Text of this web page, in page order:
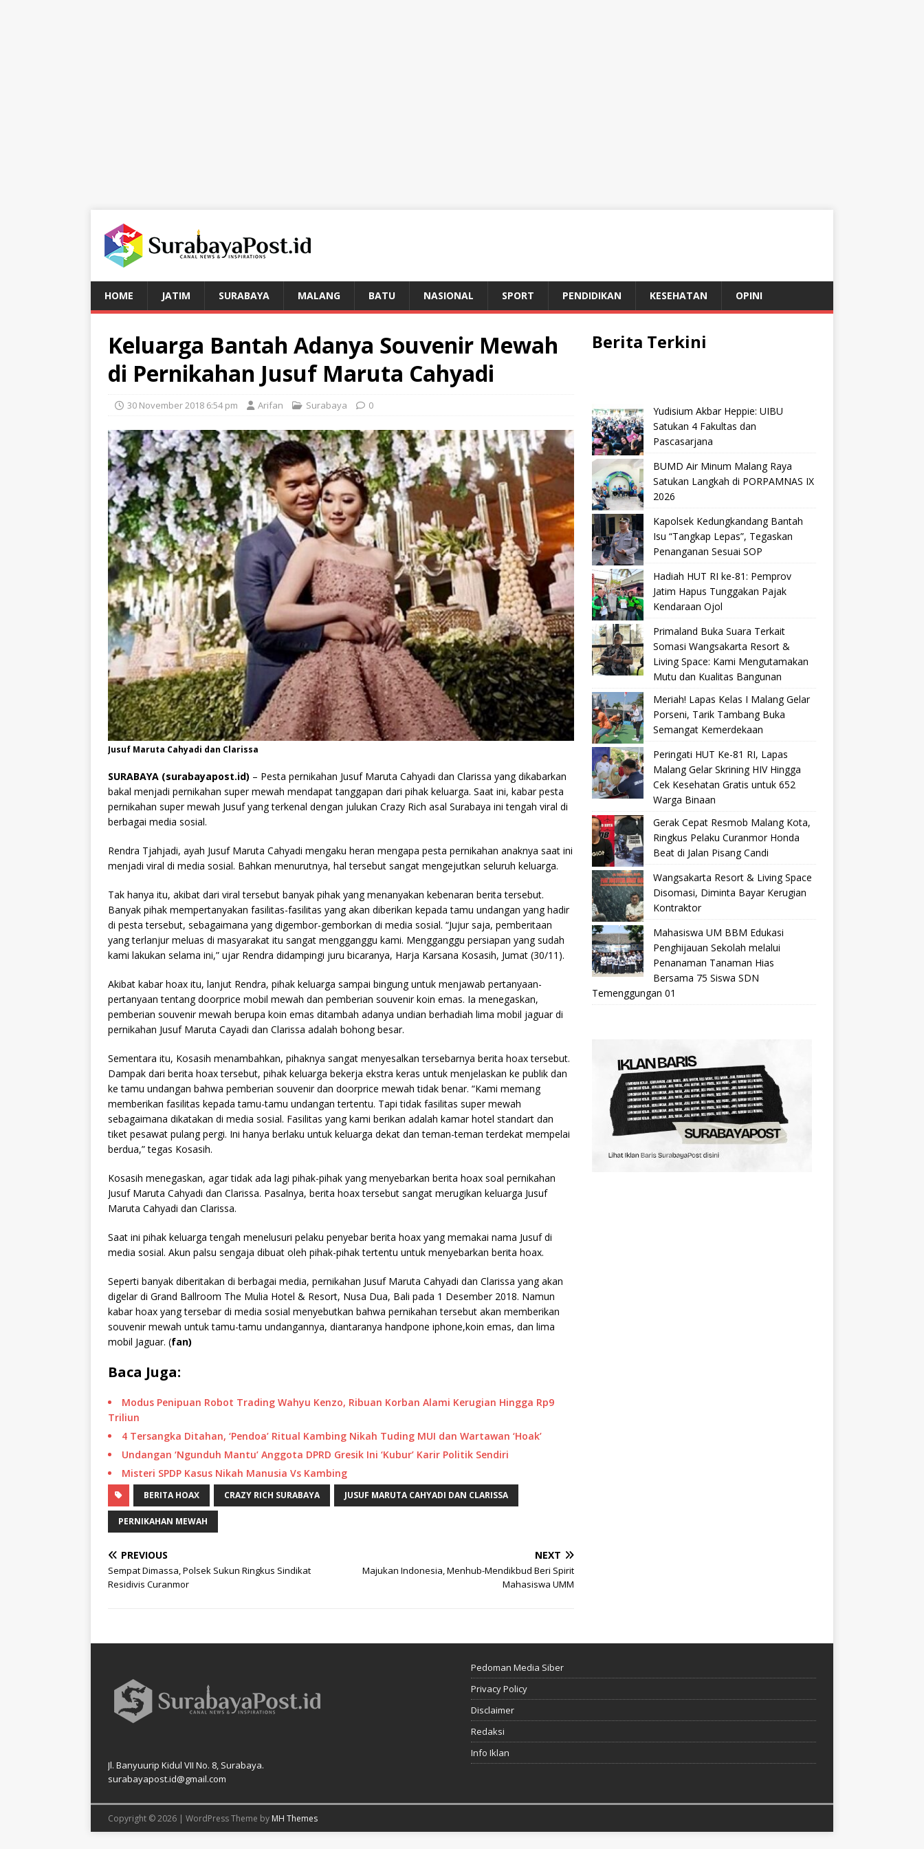
HOME JATIM SURABAYA MALANG BATU NASIONAL SPORT PENDIDIKAN KESEHATAN OPINI
Keluarga Bantah Adanya Souvenir Mewah
di Pernikahan Jusuf Maruta Cahyadi
30 November 2018 6:54 pm Arifan Surabaya 0
Jusuf Maruta Cahyadi dan Clarissa
SURABAYA (surabayapost.id) – Pesta pernikahan Jusuf Maruta Cahyadi dan Clarissa yang dikabarkan
bakal menjadi pernikahan super mewah mendapat tanggapan dari pihak keluarga. Saat ini, kabar pesta
pernikahan super mewah Jusuf yang terkenal dengan julukan Crazy Rich asal Surabaya ini tengah viral di
berbagai media sosial.
Rendra Tjahjadi, ayah Jusuf Maruta Cahyadi mengaku heran mengapa pesta pernikahan anaknya saat ini
menjadi viral di media sosial. Bahkan menurutnya, hal tersebut sangat mengejutkan seluruh keluarga.
Tak hanya itu, akibat dari viral tersebut banyak pihak yang menanyakan kebenaran berita tersebut.
Banyak pihak mempertanyakan fasilitas-fasilitas yang akan diberikan kepada tamu undangan yang hadir
di pesta tersebut, sebagaimana yang digembor-gemborkan di media sosial. “Jujur saja, pemberitaan
yang terlanjur meluas di masyarakat itu sangat mengganggu kami. Mengganggu persiapan yang sudah
kami lakukan selama ini,” ujar Rendra didampingi juru bicaranya, Harja Karsana Kosasih, Jumat (30/11).
Akibat kabar hoax itu, lanjut Rendra, pihak keluarga sampai bingung untuk menjawab pertanyaan-
pertanyaan tentang doorprice mobil mewah dan pemberian souvenir koin emas. Ia menegaskan,
pemberian souvenir mewah berupa koin emas ditambah adanya undian berhadiah lima mobil jaguar di
pernikahan Jusuf Maruta Cayadi dan Clarissa adalah bohong besar.
Sementara itu, Kosasih menambahkan, pihaknya sangat menyesalkan tersebarnya berita hoax tersebut.
Dampak dari berita hoax tersebut, pihak keluarga bekerja ekstra keras untuk menjelaskan ke publik dan
ke tamu undangan bahwa pemberian souvenir dan doorprice mewah tidak benar. “Kami memang
memberikan fasilitas kepada tamu-tamu undangan tertentu. Tapi tidak fasilitas super mewah
sebagaimana dikatakan di media sosial. Fasilitas yang kami berikan adalah kamar hotel standart dan
tiket pesawat pulang pergi. Ini hanya berlaku untuk keluarga dekat dan teman-teman terdekat mempelai
berdua,” tegas Kosasih.
Kosasih menegaskan, agar tidak ada lagi pihak-pihak yang menyebarkan berita hoax soal pernikahan
Jusuf Maruta Cahyadi dan Clarissa. Pasalnya, berita hoax tersebut sangat merugikan keluarga Jusuf
Maruta Cahyadi dan Clarissa.
Saat ini pihak keluarga tengah menelusuri pelaku penyebar berita hoax yang memakai nama Jusuf di
media sosial. Akun palsu sengaja dibuat oleh pihak-pihak tertentu untuk menyebarkan berita hoax.
Seperti banyak diberitakan di berbagai media, pernikahan Jusuf Maruta Cahyadi dan Clarissa yang akan
digelar di Grand Ballroom The Mulia Hotel & Resort, Nusa Dua, Bali pada 1 Desember 2018. Namun
kabar hoax yang tersebar di media sosial menyebutkan bahwa pernikahan tersebut akan memberikan
souvenir mewah untuk tamu-tamu undangannya, diantaranya handpone iphone,koin emas, dan lima
mobil Jaguar. (fan)
Baca Juga:
Modus Penipuan Robot Trading Wahyu Kenzo, Ribuan Korban Alami Kerugian Hingga Rp9
Triliun
4 Tersangka Ditahan, ‘Pendoa’ Ritual Kambing Nikah Tuding MUI dan Wartawan ‘Hoak’
Undangan ‘Ngunduh Mantu’ Anggota DPRD Gresik Ini ‘Kubur’ Karir Politik Sendiri
Misteri SPDP Kasus Nikah Manusia Vs Kambing
BERITA HOAX CRAZY RICH SURABAYA JUSUF MARUTA CAHYADI DAN CLARISSA
PERNIKAHAN MEWAH
PREVIOUS
Sempat Dimassa, Polsek Sukun Ringkus Sindikat
Residivis Curanmor
NEXT
Majukan Indonesia, Menhub-Mendikbud Beri Spirit
Mahasiswa UMM
Berita Terkini
Yudisium Akbar Heppie: UIBU
Satukan 4 Fakultas dan
Pascasarjana
BUMD Air Minum Malang Raya
Satukan Langkah di PORPAMNAS IX
2026
Kapolsek Kedungkandang Bantah
Isu “Tangkap Lepas”, Tegaskan
Penanganan Sesuai SOP
Hadiah HUT RI ke-81: Pemprov
Jatim Hapus Tunggakan Pajak
Kendaraan Ojol
Primaland Buka Suara Terkait
Somasi Wangsakarta Resort &
Living Space: Kami Mengutamakan
Mutu dan Kualitas Bangunan
Meriah! Lapas Kelas I Malang Gelar
Porseni, Tarik Tambang Buka
Semangat Kemerdekaan
Peringati HUT Ke-81 RI, Lapas
Malang Gelar Skrining HIV Hingga
Cek Kesehatan Gratis untuk 652
Warga Binaan
Gerak Cepat Resmob Malang Kota,
Ringkus Pelaku Curanmor Honda
Beat di Jalan Pisang Candi
Wangsakarta Resort & Living Space
Disomasi, Diminta Bayar Kerugian
Kontraktor
Mahasiswa UM BBM Edukasi
Penghijauan Sekolah melalui
Penanaman Tanaman Hias
Bersama 75 Siswa SDN
Temenggungan 01
Jl. Banyuurip Kidul VII No. 8, Surabaya.
surabayapost.id@gmail.com
Pedoman Media Siber
Privacy Policy
Disclaimer
Redaksi
Info Iklan
Copyright © 2026 | WordPress Theme by MH Themes